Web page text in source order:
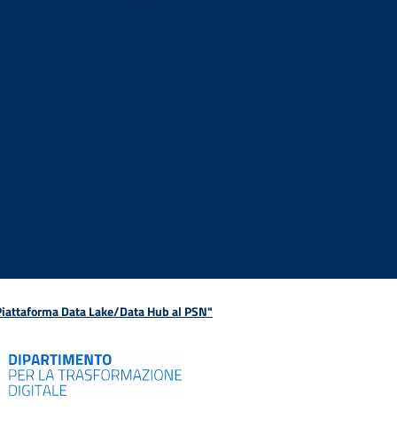
Data Lake/Data Hub al PSN"